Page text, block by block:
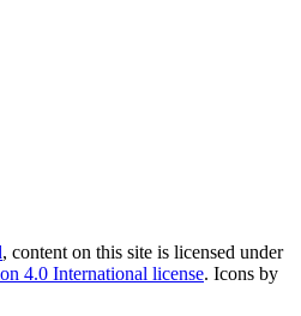
, content on this site is licensed under
4.0 International license. Icons by